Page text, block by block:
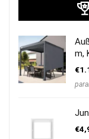
m,
€
€